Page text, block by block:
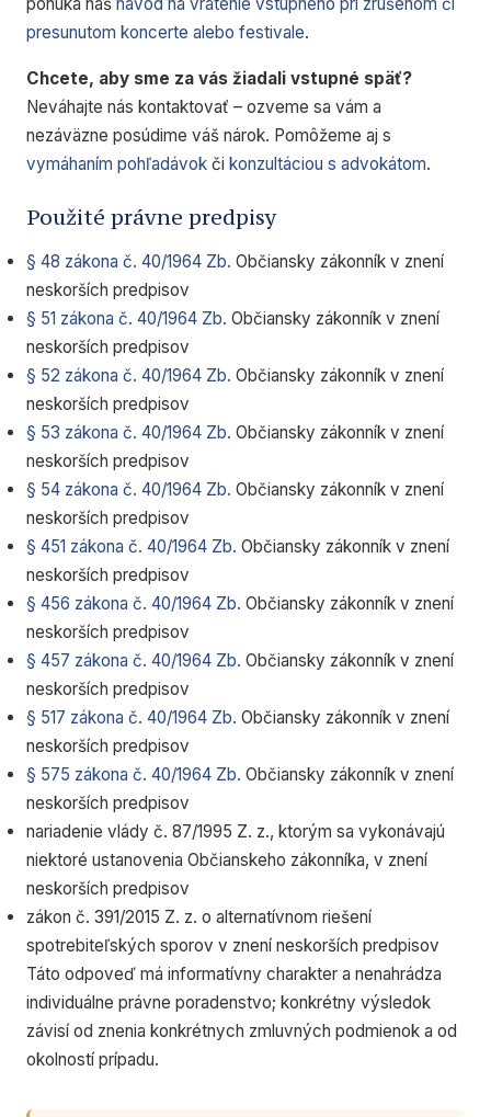
ponúka náš návod na vrátenie vstupného pri zrušenom či
presunutom koncerte alebo festivale.
Chcete, aby sme za vás žiadali vstupné späť?
Neváhajte nás kontaktovať – ozveme sa vám a
nezáväzne posúdime váš nárok. Pomôžeme aj s
vymáhaním pohľadávok či konzultáciou s advokátom.
Použité právne predpisy
§ 48 zákona č. 40/1964 Zb. Občiansky zákonník v znení
neskorších predpisov
§ 51 zákona č. 40/1964 Zb. Občiansky zákonník v znení
neskorších predpisov
§ 52 zákona č. 40/1964 Zb. Občiansky zákonník v znení
neskorších predpisov
§ 53 zákona č. 40/1964 Zb. Občiansky zákonník v znení
neskorších predpisov
§ 54 zákona č. 40/1964 Zb. Občiansky zákonník v znení
neskorších predpisov
§ 451 zákona č. 40/1964 Zb. Občiansky zákonník v znení
neskorších predpisov
§ 456 zákona č. 40/1964 Zb. Občiansky zákonník v znení
neskorších predpisov
§ 457 zákona č. 40/1964 Zb. Občiansky zákonník v znení
neskorších predpisov
§ 517 zákona č. 40/1964 Zb. Občiansky zákonník v znení
neskorších predpisov
§ 575 zákona č. 40/1964 Zb. Občiansky zákonník v znení
neskorších predpisov
nariadenie vlády č. 87/1995 Z. z., ktorým sa vykonávajú
niektoré ustanovenia Občianskeho zákonníka, v znení
neskorších predpisov
zákon č. 391/2015 Z. z. o alternatívnom riešení
spotrebiteľských sporov v znení neskorších predpisov
Táto odpoveď má informatívny charakter a nenahrádza
individuálne právne poradenstvo; konkrétny výsledok
závisí od znenia konkrétnych zmluvných podmienok a od
okolností prípadu.